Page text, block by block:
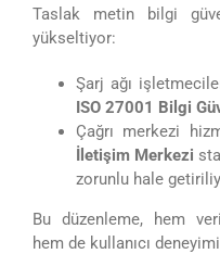
Taslak metin bilgi
yükseltiyor:
Şarj ağı
ISO 27001 Bilgi
Çağrı merkezi
İletişim Merkezi
zorunlu hale
Bu düzenleme, hem
hem de kullanıcı